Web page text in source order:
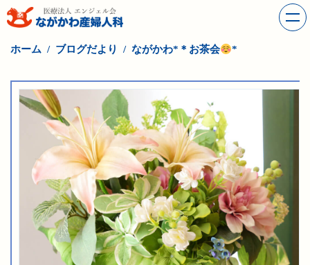
ホーム ブログだより ながかわ*＊お茶会 *